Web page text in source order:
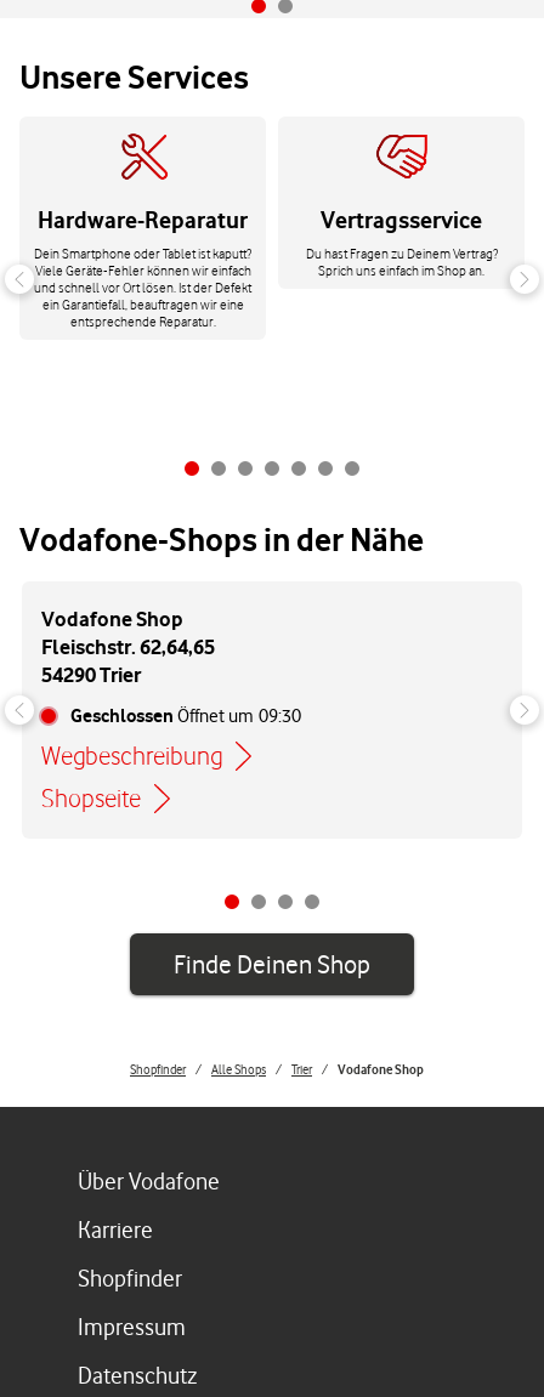
Unsere Services
Hardware-Reparatur
Dein Smartphone oder Tablet ist kaputt?
Viele Geräte-Fehler können wir einfach
und schnell vor Ort lösen. Ist der Defekt
ein Garantiefall, beauftragen wir eine
entsprechende Reparatur.
Vertragsservice
Du hast Fragen zu Deinem Vertrag?
Sprich uns einfach im Shop an.
Vodafone-Shops in der Nähe
Vodafone Shop
Fleischstr. 62,64,65
54290 Trier
Geschlossen Öffnet um 09:30
Wegbeschreibung
Link öffnet in einem neuen Tab
Shopseite
Finde Deinen Shop
Shopfinder Alle Shops Trier Vodafone Shop
Über Vodafone
Karriere
ShopfinderLink öffnet in einem neuen Tab
Impressum
Datenschutz